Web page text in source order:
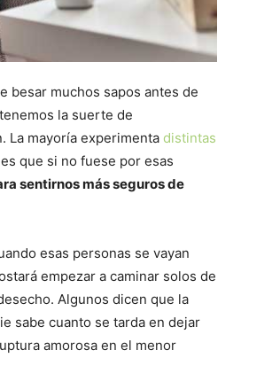
besar muchos sapos antes de
la suerte de
La mayoría experimenta distintas
que si no fuese por esas
sentirnos más seguros de
esas personas se vayan
empezar a caminar solos de
Algunos dicen que la
sabe cuanto se tarda en dejar
amorosa en el menor